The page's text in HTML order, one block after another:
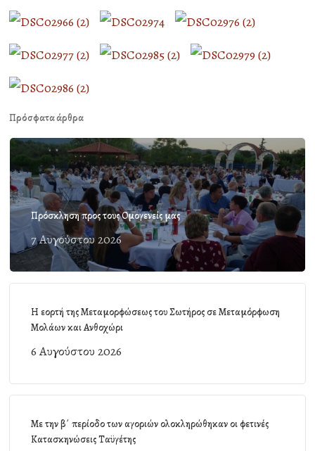
Πρόσφατα άρθρα
Πρόσκληση προς τους Ομογενείς μας
7 Αυγούστου 2026
Η εορτή της Μεταμορφώσεως του Σωτήρος σε Μεταμόρφωση
Μολάων και Ανθοχώρι
6 Αυγούστου 2026
Με την β΄ περίοδο των αγοριών ολοκληρώθηκαν οι φετινές
Κατασκηνώσεις Ταϋγέτης